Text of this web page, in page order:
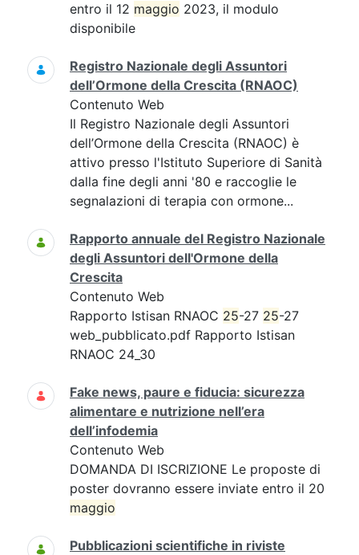
entro il 12 maggio 2023, il modulo
disponibile
Registro Nazionale degli Assuntori
dell’Ormone della Crescita (RNAOC)
Contenuto Web
Il Registro Nazionale degli Assuntori
dell’Ormone della Crescita (RNAOC) è
attivo presso l'Istituto Superiore di Sanità
dalla fine degli anni '80 e raccoglie le
segnalazioni di terapia con ormone...
Rapporto annuale del Registro Nazionale
degli Assuntori dell'Ormone della
Crescita
Contenuto Web
Rapporto Istisan RNAOC 25-27 25-27
web_pubblicato.pdf Rapporto Istisan
RNAOC 24_30
Fake news, paure e fiducia: sicurezza
alimentare e nutrizione nell’era
dell’infodemia
Contenuto Web
DOMANDA DI ISCRIZIONE Le proposte di
poster dovranno essere inviate entro il 20
maggio
Pubblicazioni scientifiche in riviste